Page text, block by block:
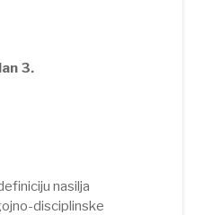
3.
nasilja
disciplinske